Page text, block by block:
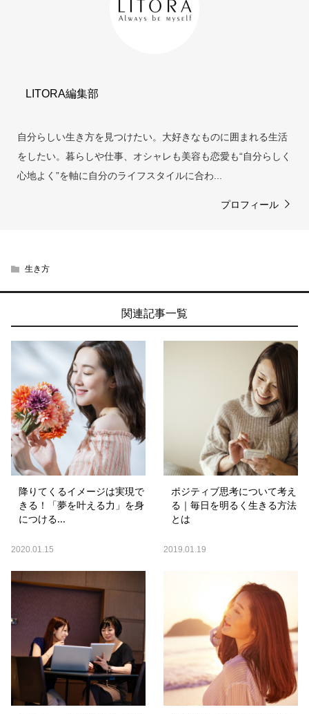
LITORA編集部
自分らしい生き方を見つけたい。大好きなものに囲まれる生活
をしたい。暮らしや仕事、オシャレも美容も恋愛も“自分らしく
心地よく”を軸に自分のライフスタイルに合わ...
プロフィール
生き方
関連記事一覧
降りてくるイメージは実現で
きる！「夢を叶える力」を身
につける...
2020.01.15
ポジティブ思考について考え
る｜毎日を明るく生きる方法
とは
2019.01.19